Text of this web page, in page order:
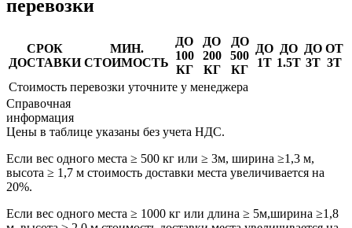
перевозки
СРОК
ДОСТАВКИ
МИН.
СТОИМОСТЬ
ДО
100
КГ
ДО
200
КГ
ДО
500
КГ
ДО
1Т
ДО
1.5Т
ДО
3Т
ОТ
3Т
Стоимость перевозки уточните у менеджера
Справочная
информация
Цены в таблице указаны без учета НДС.
Если вес одного места ≥ 500 кг или ≥ 3м, ширина ≥1,3 м,
высота ≥ 1,7 м стоимость доставки места увеличивается на
20%.
Если вес одного места ≥ 1000 кг или длина ≥ 5м,ширина ≥1,8